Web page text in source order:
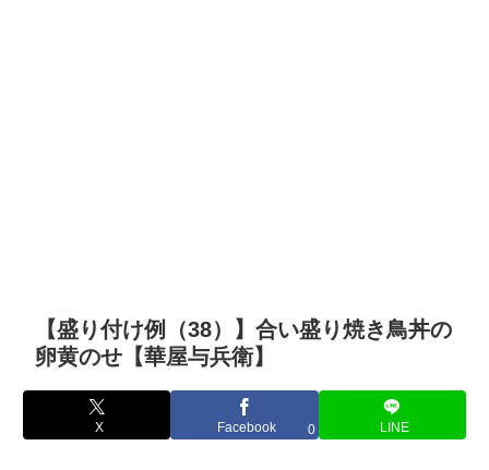
【盛り付け例（38）】合い盛り焼き鳥丼の
卵黄のせ【華屋与兵衛】
X Facebook 0 LINE